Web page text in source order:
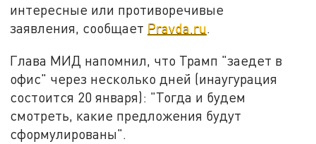
интересные или противоречивые
заявления, сообщает Pravda.ru.
Глава МИД напомнил, что Трамп "заедет в
офис" через несколько дней (инаугурация
состоится 20 января): "Тогда и будем
смотреть, какие предложения будут
сформулированы".